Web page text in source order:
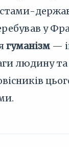
у
гуманізм —
людину та